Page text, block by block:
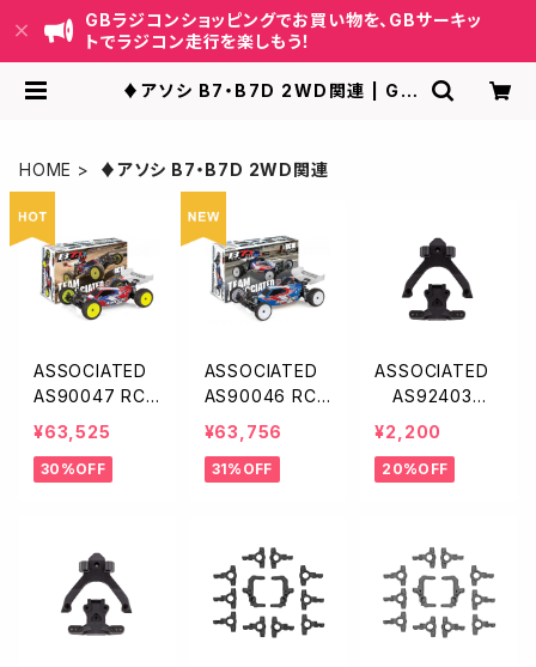
GBラジコンショッピングでお買い物を、GBサーキッ
トでラジコン走行を楽しもう！
♦︎アソシ B7・B7D 2WD関連 | GB
HOME
♦︎アソシ B7・B7D 2WD関連
ASSOCIATED
AS90047 RC1
0B7.1D Team K
it（ダート路面
向）
¥63,525
30%OFF
ASSOCIATED
AS90046 RC1
0B7.1 Team Kit
（人工芝＆カー
ペット路面向）
¥63,756
31%OFF
ASSOCIATED
AS92403
トッププレート・
ボールスタッド
マウント【B7】
¥2,200
20%OFF